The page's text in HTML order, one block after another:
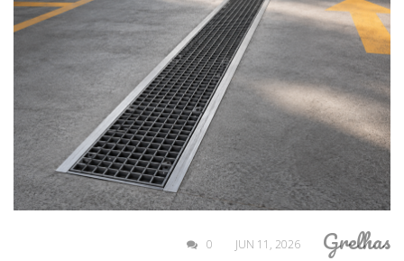
Grelhas
JUN 11, 2026
0